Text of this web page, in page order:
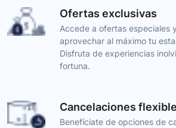
Ofertas exclusivas
Accede a ofertas especiales
aprovechar al máximo tu
Disfruta de experiencias
fortuna.
Cancelaciones
Benefíciate de opciones de